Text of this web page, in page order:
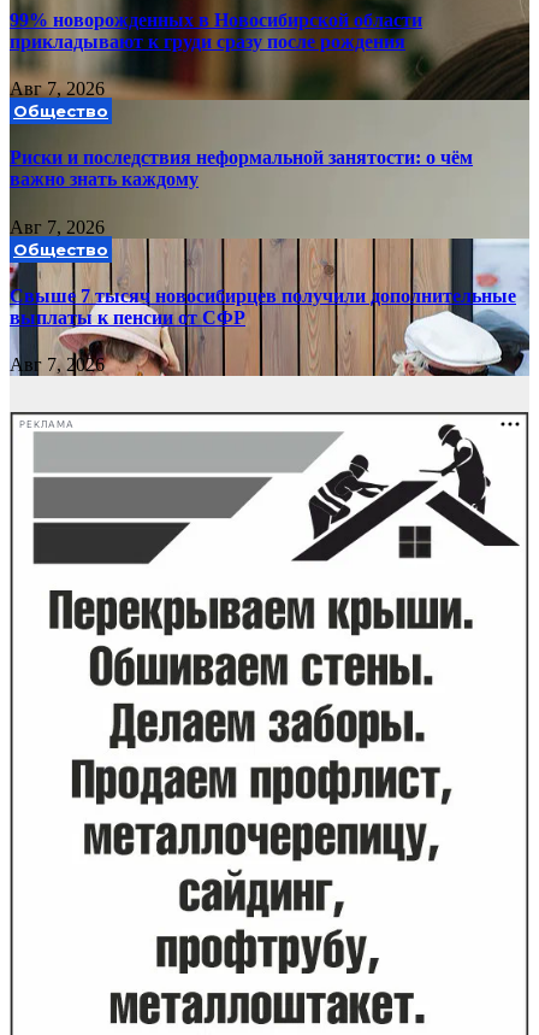
99% новорожденных в Новосибирской области
прикладывают к груди сразу после рождения
Авг 7, 2026
Общество
Риски и последствия неформальной занятости: о чём
важно знать каждому
Авг 7, 2026
Общество
Свыше 7 тысяч новосибирцев получили дополнительные
выплаты к пенсии от СФР
Авг 7, 2026
РЕКЛАМА